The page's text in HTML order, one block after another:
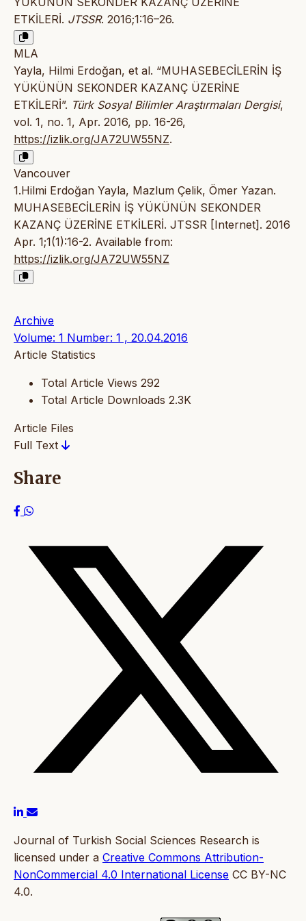
ETKİLERİ. JTSSR. 2016;1:16–26.
MLA
Yayla, Hilmi Erdoğan, et al. “MUHASEBECİLERİN İŞ
YÜKÜNÜN SEKONDER KAZANÇ ÜZERİNE
ETKİLERİ”. Türk Sosyal Bilimler Araştırmaları Dergisi,
vol. 1, no. 1, Apr. 2016, pp. 16-26,
https://izlik.org/JA72UW55NZ.
Vancouver
1.Hilmi Erdoğan Yayla, Mazlum Çelik, Ömer Yazan.
MUHASEBECİLERİN İŞ YÜKÜNÜN SEKONDER
KAZANÇ ÜZERİNE ETKİLERİ. JTSSR [Internet]. 2016
Apr. 1;1(1):16-2. Available from:
https://izlik.org/JA72UW55NZ
Archive
Volume: 1 Number: 1 , 20.04.2016
Article Statistics
Total Article Views 292
Total Article Downloads 2.3K
Article Files
Full Text
Share
Journal of Turkish Social Sciences Research is
licensed under a Creative Commons Attribution-
NonCommercial 4.0 International License CC BY-NC
4.0.